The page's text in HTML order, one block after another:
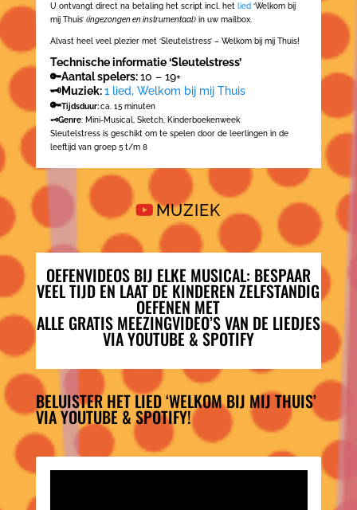
U ontvangt direct na betaling het script incl. het
lied ‘Welkom bij
mij Thuis’ (ingezongen en instrumentaal)in uw mailbox.
Alvast heel veel plezier met ‘Sleutelstress’ – Welkom bij mij Thuis!
Technische informatie ‘Sleutelstress’
🔑Aantal spelers:10 – 19+
🗝️Muziek:1 lied, Welkom bij mij Thuis
🔑Tijdsduur:ca. 15 minuten
🗝️Genre: Mini-Musical, Sketch, Kinderboekenweek
Sleutelstress is geschikt om te spelen door de leerlingen in de
leeftijd van groep 5 t/m 8
MUZIEK
OEFENVIDEOS BIJ ELKE MUSICAL: BESPAAR
VEEL TIJD EN LAAT DE KINDEREN ZELFSTANDIG
OEFENEN MET
ALLE GRATIS MEEZINGVIDEO’S VAN DE LIEDJES
VIA YOUTUBE & SPOTIFY
BELUISTER HET LIED ‘WELKOM BIJ MIJ THUIS’
VIA YOUTUBE & SPOTIFY!